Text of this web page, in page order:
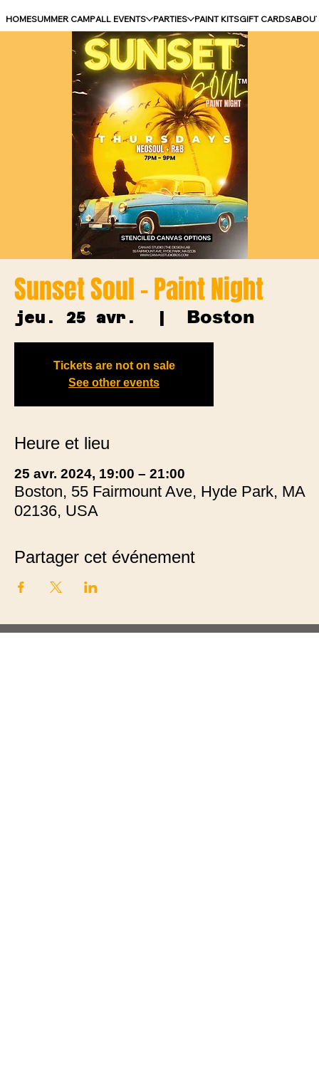
HOMESUMMER CAMPALL EVENTS PARTIES PAINT KITSGIFT CARDS
Sunset Soul - Paint Night
jeu. 25 avr.
  |
Boston
Tickets are not on sale
See other events
Heure et lieu
25 avr. 2024, 19:00 – 21:00
Boston, 55 Fairmount Ave, Hyde Park, MA
02136, USA
Partager cet événement